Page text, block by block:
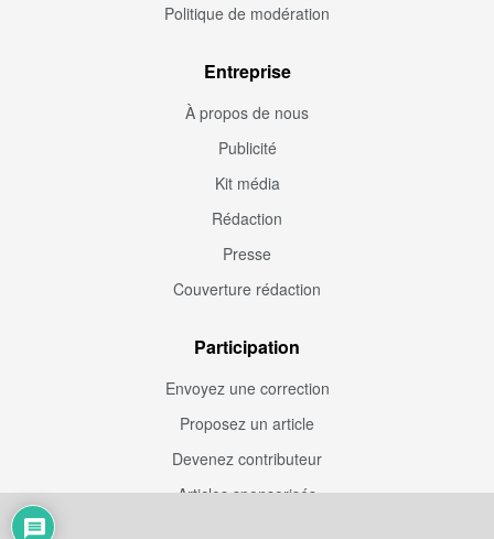
Politique de modération
Entreprise
À propos de nous
Publicité
Kit média
Rédaction
Presse
Couverture rédaction
Participation
Envoyez une correction
Proposez un article
Devenez contributeur
Articles sponsorisés